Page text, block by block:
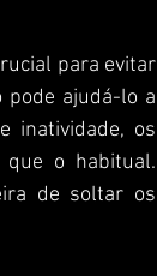
pode ajudá-lo a
inatividade, os
que o habitual.
de soltar os